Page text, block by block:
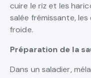
cuire le riz et les
salée frémissante,
froide.
Préparation de la
Dans un saladier,